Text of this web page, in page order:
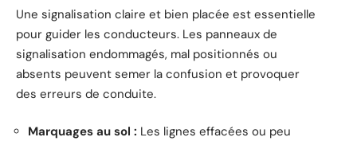
Une signalisation claire et bien placée est essentielle
pour guider les conducteurs. Les panneaux de
signalisation endommagés, mal positionnés ou
absents peuvent semer la confusion et provoquer
des erreurs de conduite.
Marquages au sol : Les lignes effacées ou peu